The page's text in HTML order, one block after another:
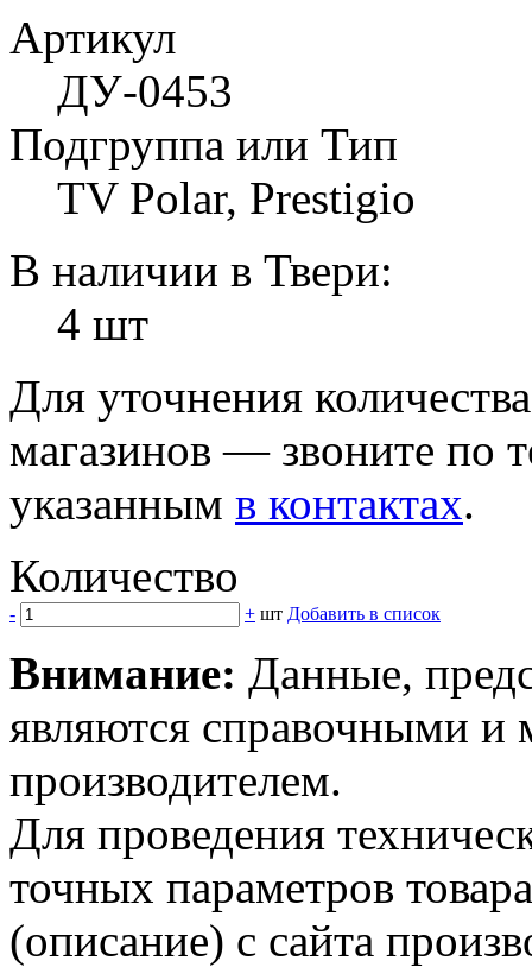
Артикул
ДУ-0453
Подгруппа или Тип
TV Polar, Prestigio
В наличии в Твери:
4 шт
Для уточнения
магазинов — звоните по
указанным в контактах.
Количество
- + шт Добавить в список
Внимание: Данные,
являются справочными и
производителем.
Для проведения
точных параметров
(описание) с сайта